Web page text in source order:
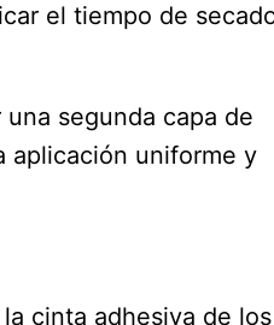
el tiempo de
segunda capa de
aplicación uniforme y
cinta adhesiva de los